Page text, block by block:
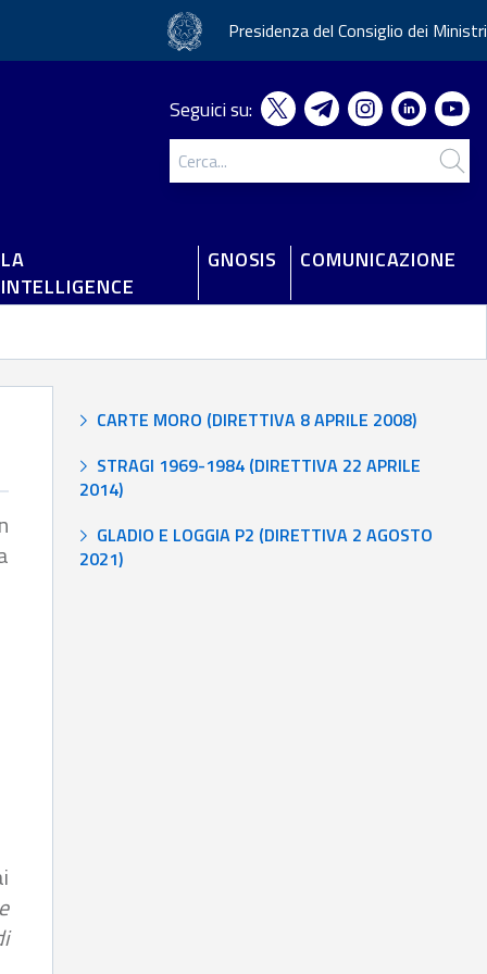
Presidenza del Consiglio dei Ministri
Seguici su:
GNOSIS COMUNICAZIONE
CARTE MORO (DIRETTIVA 8 APRILE 2008)
STRAGI 1969-1984 (DIRETTIVA 22 APRILE
2014)
GLADIO E LOGGIA P2 (DIRETTIVA 2 AGOSTO
2021)